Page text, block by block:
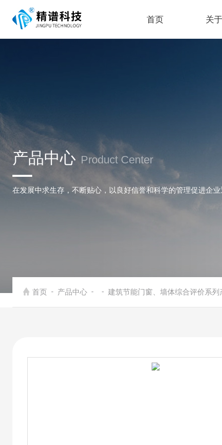
首页 关
产品中心 Product Center
在发展中求生存，不断贴心，以良好信誉和科学的管理促进企
首页 - 产品中心 - - 建筑节能门窗、墙体综合评价系列